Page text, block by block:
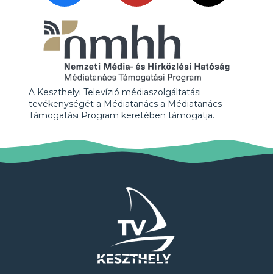
A Keszthelyi Televízió médiaszolgáltatási
tevékenységét a Médiatanács a Médiatanács
Támogatási Program keretében támogatja.